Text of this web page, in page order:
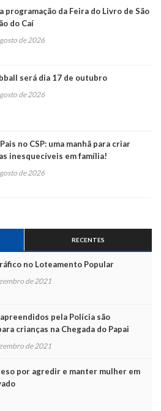
programação da Feira do Livro de São
do Caí
de 2026
será dia 17 de outubro
de 2026
no CSP: uma manhã para criar
inesquecíveis em família!
de 2026
RECENTES
no Loteamento Popular
de 2021
pela Polícia são
crianças na Chegada do Papai
de 2021
por agredir e manter mulher em